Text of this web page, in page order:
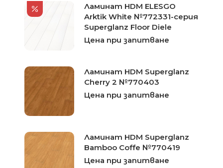
Ламинат HDM ELESGO
Arktik White №772331-серия
Superglanz Floor Diele
Цена при запитване
Ламинат HDM Superglanz
Cherry 2 №770403
Цена при запитване
Ламинат HDM Superglanz
Bamboo Coffe №770419
Цена при запитване